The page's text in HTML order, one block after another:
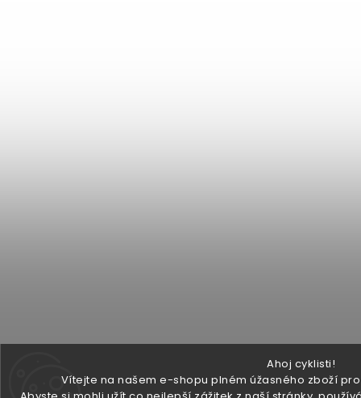
Ahoj cyklisti!
Vítejte na našem e-shopu plném úžasného zboží